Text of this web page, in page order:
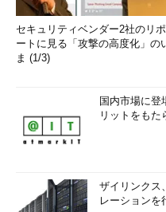
NSCD_122908.htZE
URLであるとするならば、
多くの場合、Web上で公開
ば「aspx」なども存在する
ば「html」しかないだろう。
Z →m
セキュリティベンダー2社のリポ
ートに見る「攻撃の高度化」の
ま (1/3)
国内市場に登
リットをもた
ザイリンクス
レーションを